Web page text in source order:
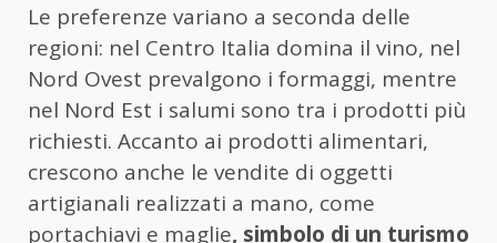
Le preferenze variano a seconda delle
regioni: nel Centro Italia domina il vino, nel
Nord Ovest prevalgono i formaggi, mentre
nel Nord Est i salumi sono tra i prodotti più
richiesti. Accanto ai prodotti alimentari,
crescono anche le vendite di oggetti
artigianali realizzati a mano, come
portachiavi e maglie, simbolo di un turismo